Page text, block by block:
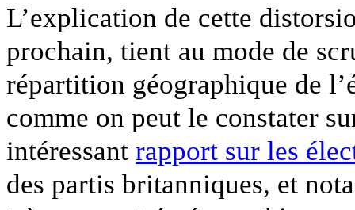
L’explication de cette
prochain, tient au mode de
répartition géographique de
comme on peut le constater
intéressant rapport sur les
des partis britanniques, et